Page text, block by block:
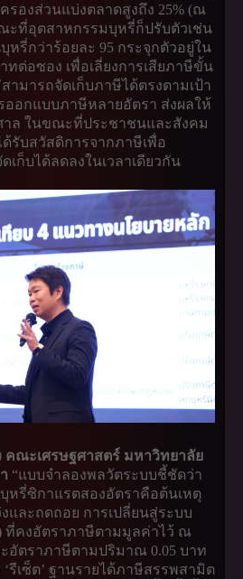
องส่วนแบ่งตลาดสูงถึง 25% (ณ
ะที่อุตสาหกรรมบุหรี่ก็ปรับตัวเช่น
หรี่กว่าร้อยละ 95 กระจุกตัวอยู่ใน
ทต่อซอง เพื่อเลี่ยงการเสียภาษีขั้น
ามารถจัดเก็บภาษีได้ตรงตามเป้า
ออกแบบภาษีหลายอัตรา ส่งผลให้
าล ในขณะที่ประชาชนและสังคม
รับสวัสดิการจากภาษีเพื่อ
เก็บได้ลดลงในเวลาเดียวกัน
คณะเศรษฐศาสตร์ มหาวิทยาลัย
“แบบจำลองพลวัตระบบชี้ชัดว่า
หรี่ซิกาแรตสองอัตราคือต้นเหตุ
และถดถอย การเปลี่ยนสู่ระบบ
ที่คงอัตราภาษีตามมูลค่าไว้ ณ
อัตราภาษีตามปริมาณ 0.05 บาท
รีเซ็ต’ ฐานรายได้ภาษีสรรพสามิต